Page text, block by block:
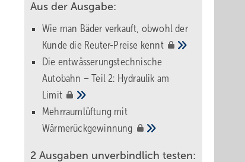
Aus der Ausgabe:
Wie man Bäder verkauft, obwohl der
Kunde die Reuter-Preise kennt
Die entwässerungstechnische
Autobahn – Teil 2: Hydraulik am
Limit
Mehrraumlüftung mit
Wärmerückgewinnung
2 Ausgaben unverbindlich testen: